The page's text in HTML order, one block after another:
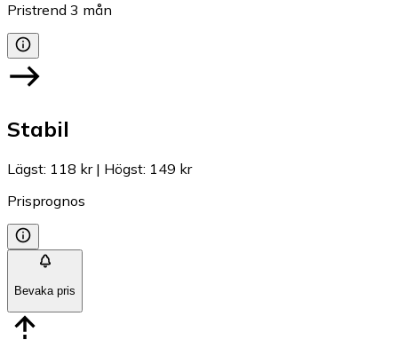
Pristrend 3 mån
Stabil
Lägst: 118 kr| Högst: 149 kr
Prisprognos
Bevaka pris